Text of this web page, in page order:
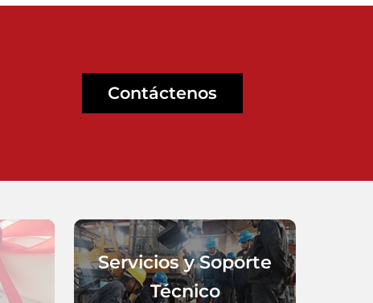
Contáctenos
Servicios y Soporte
Técnico